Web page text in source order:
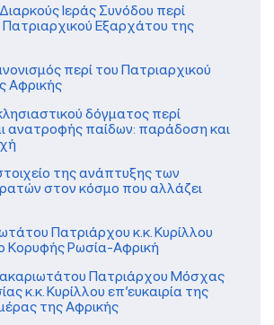
Ιεράς Συνόδου περί
Εξαρχάτου της
περί του Πατριαρχικού
Αφρικής
δόγματος περί
ανατροφής παίδων: παράδοση και
της ανάπτυξης των
στον κόσμο που αλλάζει
Πατριάρχου κ.κ. Κυρίλλου
Κορυφής Ρωσία-Αφρική
Πατριάρχου Μόσχας
κ.κ. Κυρίλλου επ’ευκαιρία της
της Αφρικής